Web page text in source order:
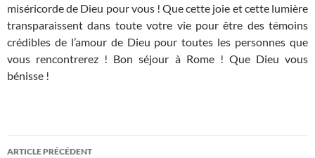
miséricorde de Dieu pour vous ! Que cette joie et cette lumière
transparaissent dans toute votre vie pour être des témoins
crédibles de l’amour de Dieu pour toutes les personnes que
vous rencontrerez ! Bon séjour à Rome ! Que Dieu vous
bénisse !
Navigation
ARTICLE PRÉCÉDENT